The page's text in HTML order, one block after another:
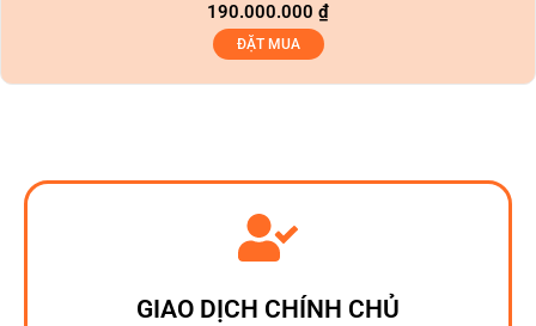
190.000.000 ₫
ĐẶT MUA
GIAO DỊCH CHÍNH CHỦ